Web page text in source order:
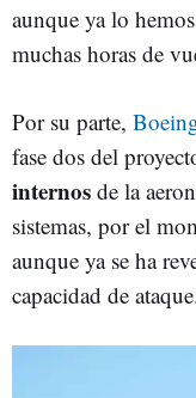
aunque ya lo
muchas horas de
Por su parte,
fase dos del
internos de la
sistemas, por el
aunque ya se ha
capacidad de